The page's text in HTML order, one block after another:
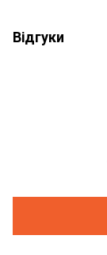
Відгуки